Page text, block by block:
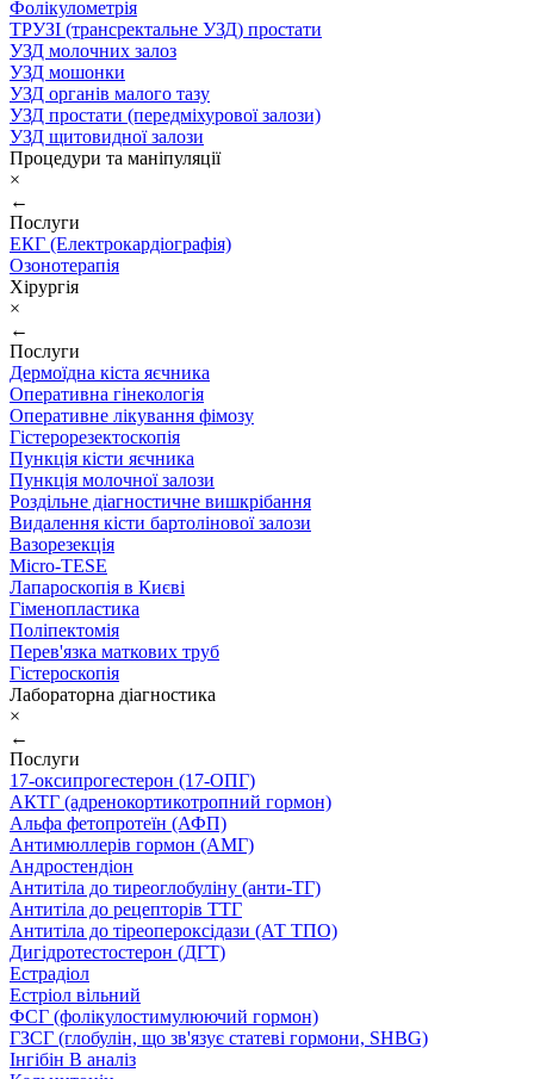
Фолікулометрія
ТРУЗІ (трансректальне УЗД) простати
УЗД молочних залоз
УЗД мошонки
УЗД органів малого тазу
УЗД простати (передміхурової залози)
УЗД щитовидної залози
Процедури та маніпуляції
×
←
Послуги
ЕКГ (Електрокардіографія)
Озонотерапія
Хірургія
×
←
Послуги
Дермоїдна кіста яєчника
Оперативна гінекологія
Оперативне лікування фімозу
Гістерорезектоскопія
Пункція кісти яєчника
Пункція молочної залози
Роздільне діагностичне вишкрібання
Видалення кісти бартолінової залози
Вазорезекція
Micro-TESE
Лапароскопія в Києві
Гіменопластика
Поліпектомія
Перев'язка маткових труб
Гістероскопія
Лабораторна діагностика
×
←
Послуги
17-оксипрогестерон (17-ОПГ)
АКТГ (адренокортикотропний гормон)
Альфа фетопротеїн (АФП)
Антимюллерів гормон (АМГ)
Андростендіон
Антитіла до тиреоглобуліну (анти-ТГ)
Антитіла до рецепторів ТТГ
Антитіла до тіреопероксідази (АТ ТПО)
Дигідротестостерон (ДГТ)
Естрадіол
Естріол вільний
ФСГ (фолікулостимулюючий гормон)
ГЗСГ (глобулін, що зв'язує статеві гормони, SHBG)
Інгібін B аналіз